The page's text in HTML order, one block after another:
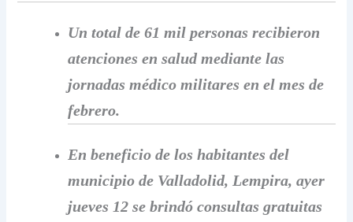
Un total de 61 mil personas recibieron
atenciones en salud mediante las
jornadas médico militares en el mes de
febrero.
En beneficio de los habitantes del
municipio de Valladolid, Lempira, ayer
jueves 12 se brindó consultas gratuitas